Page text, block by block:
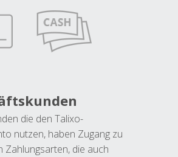
die den Talixo-
nutzen, haben Zugang zu
Zahlungsarten, die auch